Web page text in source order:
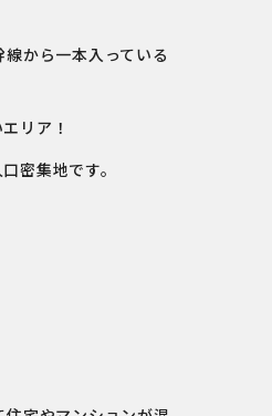
から一本入っている
リア！
密集地です。